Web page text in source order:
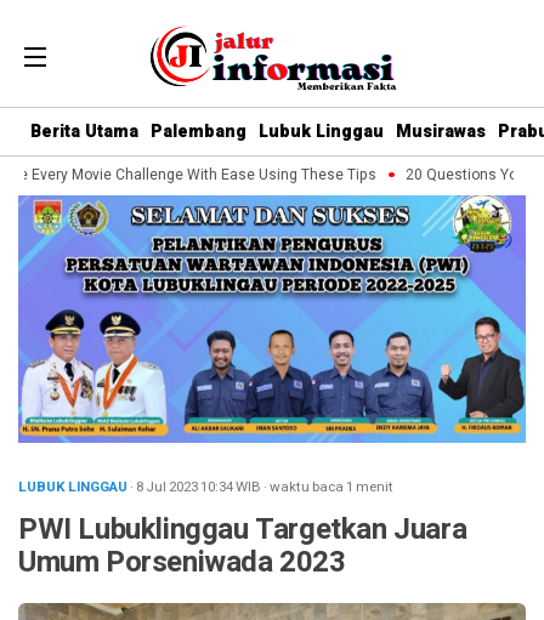
Berita Utama Palembang Lubuk Linggau Musirawas
Every Movie Challenge With Ease Using These Tips 20 Questions You
LUBUK LINGGAU · 8 Jul 202310:34WIB ·waktu baca 1 menit
PWI Lubuklinggau Targetkan Juara
Umum Porseniwada 2023